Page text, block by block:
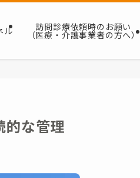
ル 訪問診療依頼時のお願い
（医療・介護事業者の方へ）
的な管理